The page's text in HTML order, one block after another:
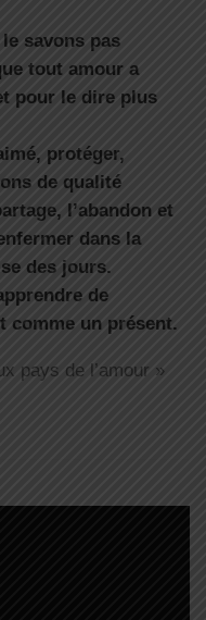
savons pas
tout amour a
pour le dire plus
protéger,
de qualité
l’abandon et
dans la
des jours.
de
comme un présent.
pays de l’amour »